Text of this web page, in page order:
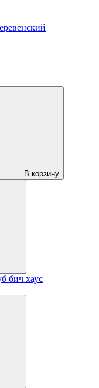
В корзину